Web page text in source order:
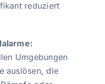
reduziert
Umgebungen
auslösen, die